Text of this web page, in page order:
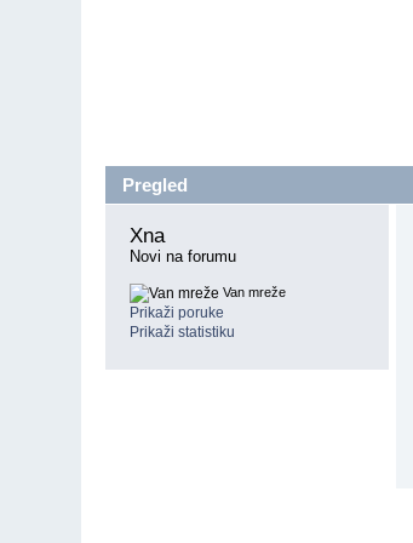
Pregled
Xna
Novi na forumu
Van mreže
Prikaži poruke
Prikaži statistiku